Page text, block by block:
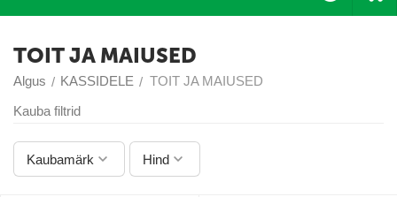
TOIT JA MAIUSED
Algus / KASSIDELE / TOIT JA MAIUSED
Kauba filtrid
Kaubamärk Hind